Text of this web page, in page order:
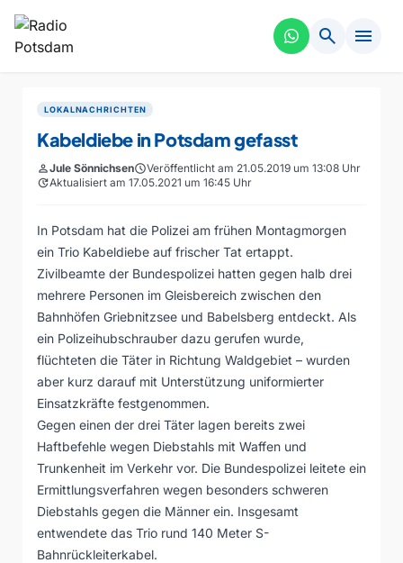
search menu
LOKALNACHRICHTEN
Kabeldiebe in Potsdam gefasst
personJule SönnichsenscheduleVeröffentlicht am 21.05.2019 um 13:08 Uhr
updateAktualisiert am 17.05.2021 um 16:45 Uhr
In Potsdam hat die Polizei am frühen Montagmorgen
ein Trio Kabeldiebe auf frischer Tat ertappt.
Zivilbeamte der Bundespolizei hatten gegen halb drei
mehrere Personen im Gleisbereich zwischen den
Bahnhöfen Griebnitzsee und Babelsberg entdeckt. Als
ein Polizeihubschrauber dazu gerufen wurde,
flüchteten die Täter in Richtung Waldgebiet – wurden
aber kurz darauf mit Unterstützung uniformierter
Einsatzkräfte festgenommen.
Gegen einen der drei Täter lagen bereits zwei
Haftbefehle wegen Diebstahls mit Waffen und
Trunkenheit im Verkehr vor. Die Bundespolizei leitete ein
Ermittlungsverfahren wegen besonders schweren
Diebstahls gegen die Männer ein. Insgesamt
entwendete das Trio rund 140 Meter S-
Bahnrückleiterkabel.